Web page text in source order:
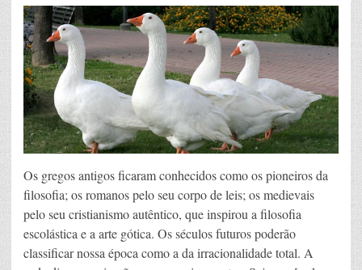
Os gregos antigos ficaram conhecidos como os pioneiros da
filosofia; os romanos pelo seu corpo de leis; os medievais
pelo seu cristianismo autêntico, que inspirou a filosofia
escolástica e a arte gótica. Os séculos futuros poderão
classificar nossa época como a da irracionalidade total. A